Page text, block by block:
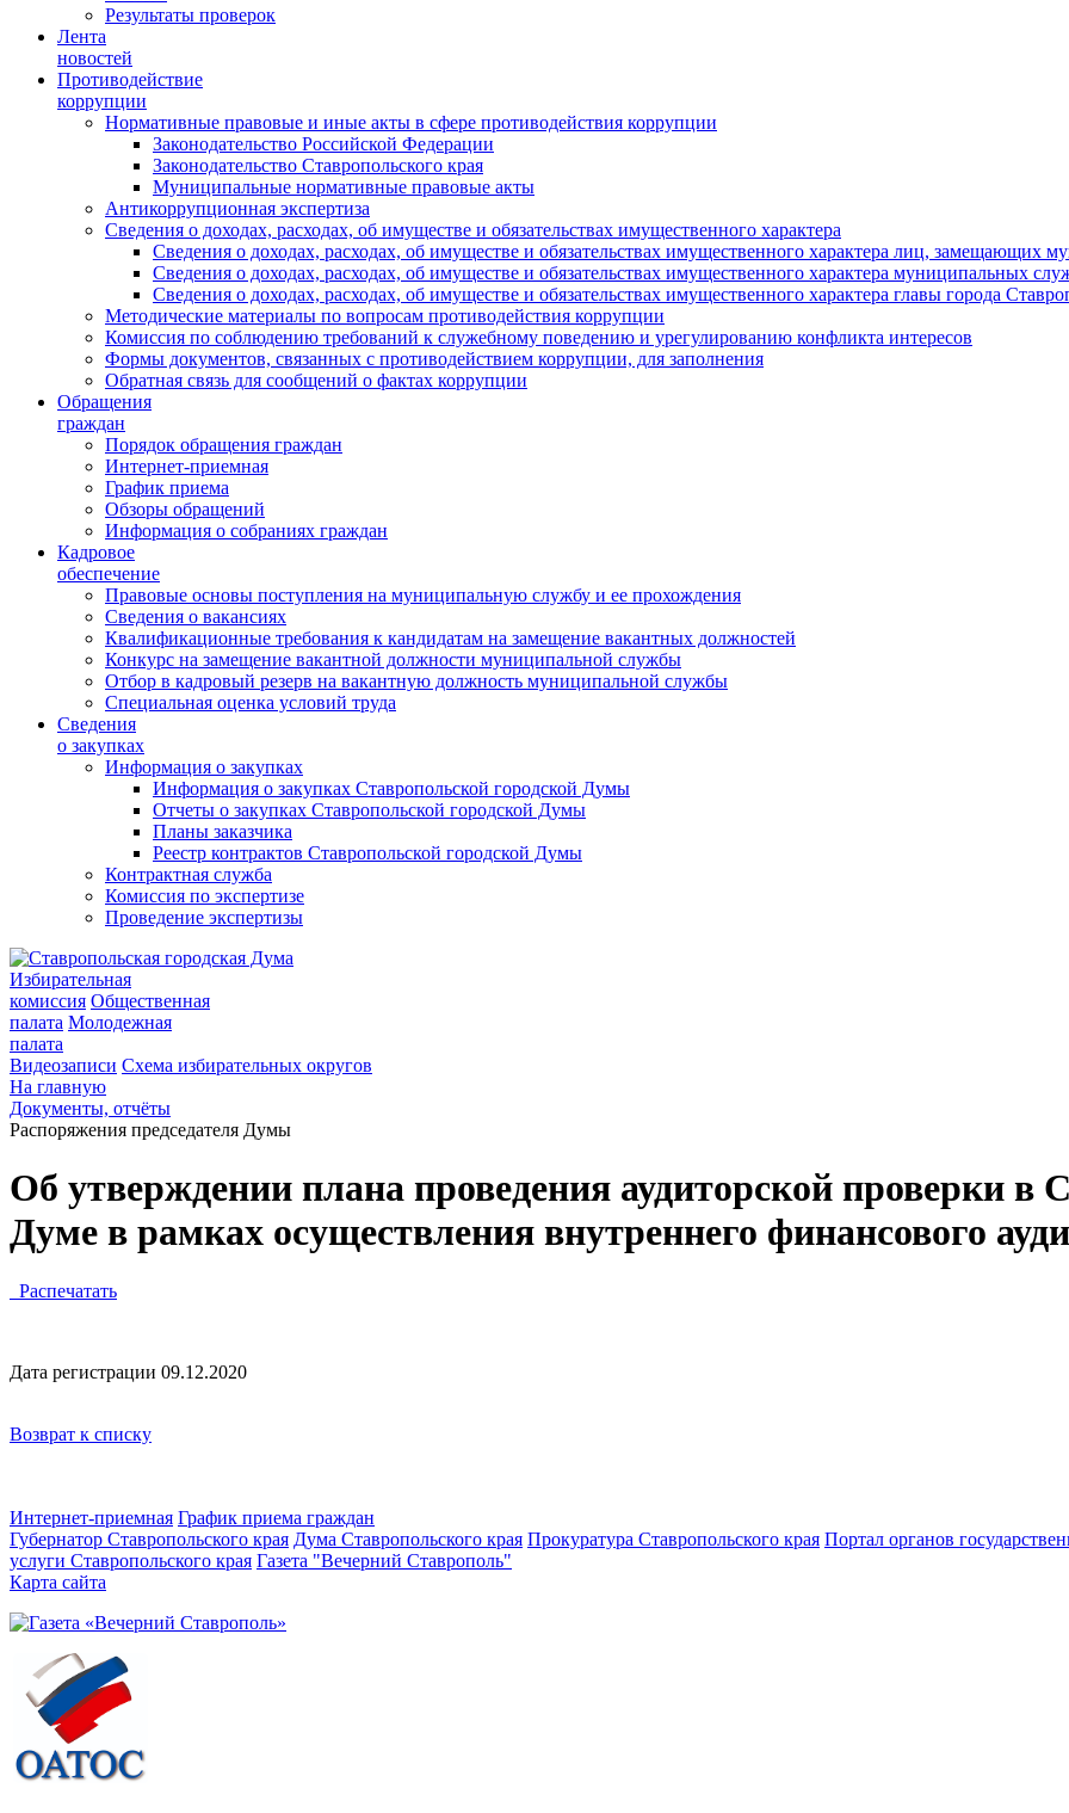
Результаты проверок
Лента
новостей
Противодействие
коррупции
Нормативные правовые и иные акты в сфере противодействия коррупции
Законодательство Российской Федерации
Законодательство Ставропольского края
Муниципальные нормативные правовые акты
Антикоррупционная экспертиза
Сведения о доходах, расходах, об имуществе и обязательствах имущественного характера
Сведения о доходах, расходах, об имуществе и обязательствах имущественного характера лиц,
Сведения о доходах, расходах, об имуществе и обязательствах имущественного характера муниципальных
Сведения о доходах, расходах, об имуществе и обязательствах имущественного характера главы города
Методические материалы по вопросам противодействия коррупции
Комиссия по соблюдению требований к служебному поведению и урегулированию конфликта интересов
Формы документов, связанных с противодействием коррупции, для заполнения
Обратная связь для сообщений о фактах коррупции
Обращения
граждан
Порядок обращения граждан
Интернет-приемная
График приема
Обзоры обращений
Информация о собраниях граждан
Кадровое
обеспечение
Правовые основы поступления на муниципальную службу и ее прохождения
Сведения о вакансиях
Квалификационные требования к кандидатам на замещение вакантных должностей
Конкурс на замещение вакантной должности муниципальной службы
Отбор в кадровый резерв на вакантную должность муниципальной службы
Специальная оценка условий труда
Сведения
о закупках
Информация о закупках
Информация о закупках Ставропольской городской Думы
Отчеты о закупках Ставропольской городской Думы
Планы заказчика
Реестр контрактов Ставропольской городской Думы
Контрактная служба
Комиссия по экспертизе
Проведение экспертизы
Избирательная
комиссия Общественная
палата Молодежная
палата
Видеозаписи Схема избирательных округов
На главную
Документы, отчёты
Распоряжения председателя Думы
Об утверждении плана проведения аудиторской проверки в
Думе в рамках осуществления внутреннего финансового
Распечатать
Дата регистрации 09.12.2020
Возврат к списку
Интернет-приемная График приема граждан
Губернатор Ставропольского края Дума Ставропольского края Прокуратура Ставропольского края Портал органов
услуги Ставропольского края Газета "Вечерний Ставрополь"
Карта сайта